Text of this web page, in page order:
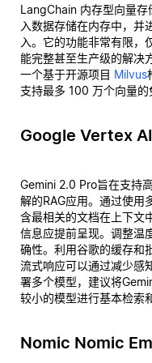
LangChain 内存型向量
入数据存储在内存中，并
入。它的功能非常有限，
能完整甚至生产级的解决
一个基于开源项目 Milvus
支持最多 100 万个向量的
Google Vertex
Gemini 2.0 Pro旨在支持
解的RAG应用。通过使用
含最相关的文档在上下文
信息应提前呈现。调整温
确性。利用谷歌的缓存和
流式响应可以通过减少感
署多个模型，建议将
较小的模型进行基本检索
Nomic Nomic